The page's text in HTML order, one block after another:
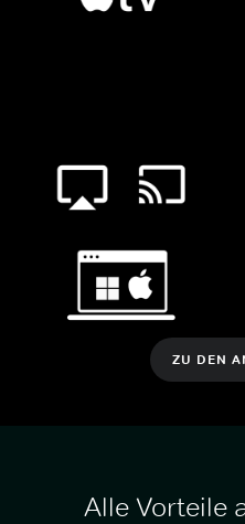
ZU DEN
Alle Vorteile